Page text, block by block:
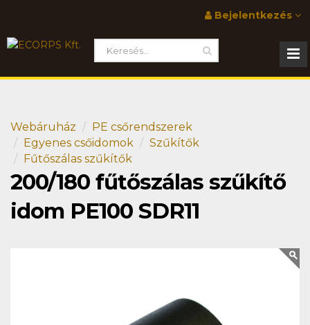
Bejelentkezés
Webáruház
PE csőrendszerek
Egyenes csőidomok
Szűkítők
Fűtőszálas szűkítők
200/180 fűtőszálas szűkítő
idom PE100 SDR11